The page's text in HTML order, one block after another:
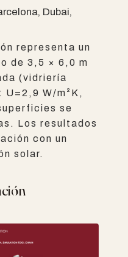
Dubai,
representa un
de 3,5 × 6,0 m
(vidriería
W/m²K,
se
Los resultados
con un
solar.